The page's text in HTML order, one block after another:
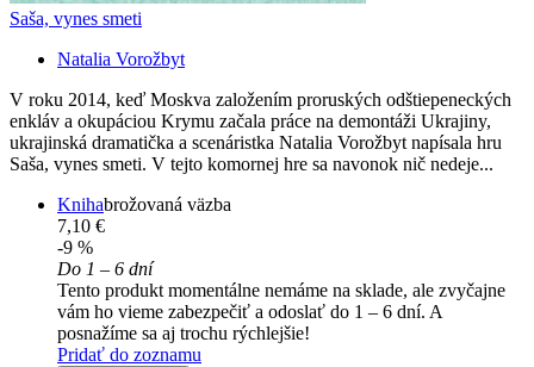
Saša, vynes smeti
Natalia Vorožbyt
V roku 2014, keď Moskva založením proruských odštiepeneckých
enkláv a okupáciou Krymu začala práce na demontáži Ukrajiny,
ukrajinská dramatička a scenáristka Natalia Vorožbyt napísala hru
Saša, vynes smeti. V tejto komornej hre sa navonok nič nedeje...
Knihabrožovaná väzba
7,10 €
-9 %
Do 1 – 6 dní
Tento produkt momentálne nemáme na sklade, ale zvyčajne
vám ho vieme zabezpečiť a odoslať do 1 – 6 dní. A
posnažíme sa aj trochu rýchlejšie!
Pridať do zoznamu